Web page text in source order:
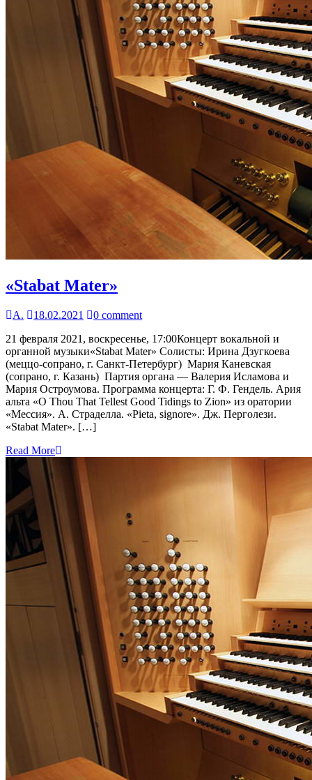
«Stabat Mater»
А. 18.02.2021
0 comment
21 февраля 2021, воскресенье, 17:00Концерт вокальной и
органной музыки«Stabat Mater» Солисты: Ирина Дзугкоева
(меццо-сопрано, г. Санкт-Петербург) Мария Каневская
(сопрано, г. Казань) Партия органа — Валерия Исламова и
Мария Остроумова. Программа концерта: Г. Ф. Гендель. Ария
альта «O Thou That Tellest Good Tidings to Zion» из оратории
«Мессия». А. Страделла. «Pieta, signore». Дж. Перголези.
«Stabat Mater». […]
Read More